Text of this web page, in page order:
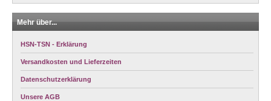
Mehr über...
HSN-TSN - Erklärung
Versandkosten und Lieferzeiten
Datenschutzerklärung
Unsere AGB